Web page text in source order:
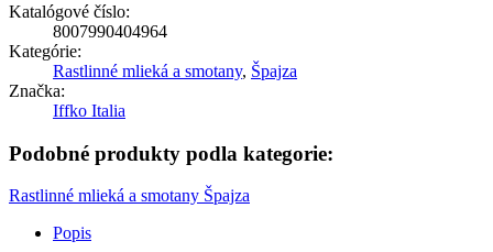
Katalógové číslo:
8007990404964
Kategórie:
Rastlinné mlieká a smotany, Špajza
Značka:
Iffko Italia
Podobné produkty podla kategorie:
Rastlinné mlieká a smotany Špajza
Popis